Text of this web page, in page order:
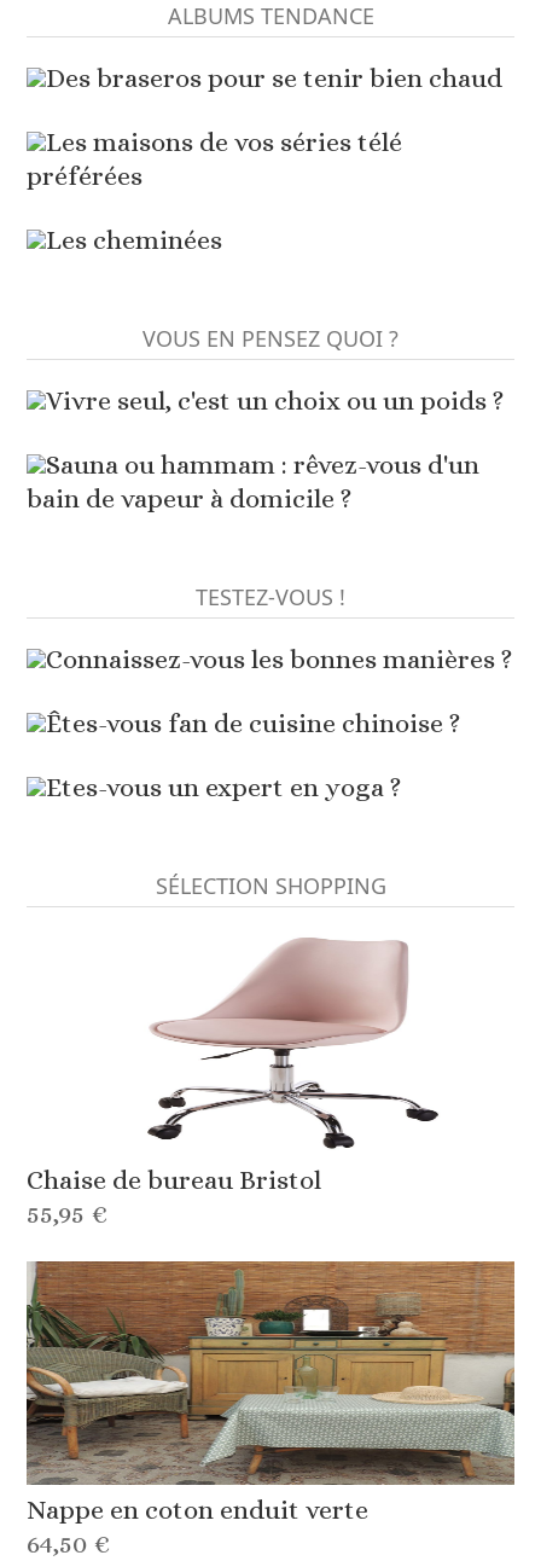
ALBUMS TENDANCE
Des braseros pour se tenir bien chaud
Les maisons de vos séries télé
préférées
Les cheminées
VOUS EN PENSEZ QUOI ?
Vivre seul, c'est un choix ou un poids ?
Sauna ou hammam : rêvez-vous d'un
bain de vapeur à domicile ?
TESTEZ-VOUS !
Connaissez-vous les bonnes manières ?
Êtes-vous fan de cuisine chinoise ?
Etes-vous un expert en yoga ?
SÉLECTION SHOPPING
Chaise de bureau Bristol
55,95 €
Nappe en coton enduit verte
64,50 €